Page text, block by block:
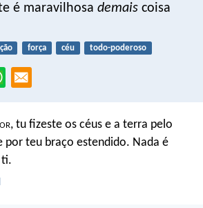
é maravilhosa demais coisa
força céu todo-poderoso
, tu fizeste os céus e a terra pelo
por teu braço estendido. Nada é